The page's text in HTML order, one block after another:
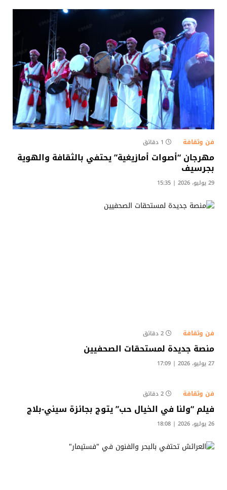
فن وثقافة 1 دقائق
مهرجان “أصوات أمازيغية” يحتفي بالثقافة والهوية
بجرسيف
29 يوليو، 2026 | 15:35
فن وثقافة 2 دقائق
منصة جديدة لمستحقات الصحفيين
27 يوليو، 2026 | 17:09
فن وثقافة 2 دقائق
فيلم “ولنا في الخيال حب” يتوج بجائزة سيني-بلاج
26 يوليو، 2026 | 18:08